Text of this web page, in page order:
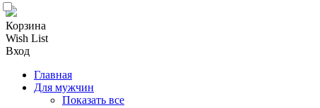
Корзина
Wish List
Вход
Главная
Для мужчин
Показать все